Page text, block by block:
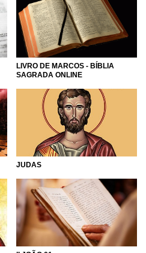
LIVRO DE MARCOS - BÍBLIA
SAGRADA ONLINE
JUDAS